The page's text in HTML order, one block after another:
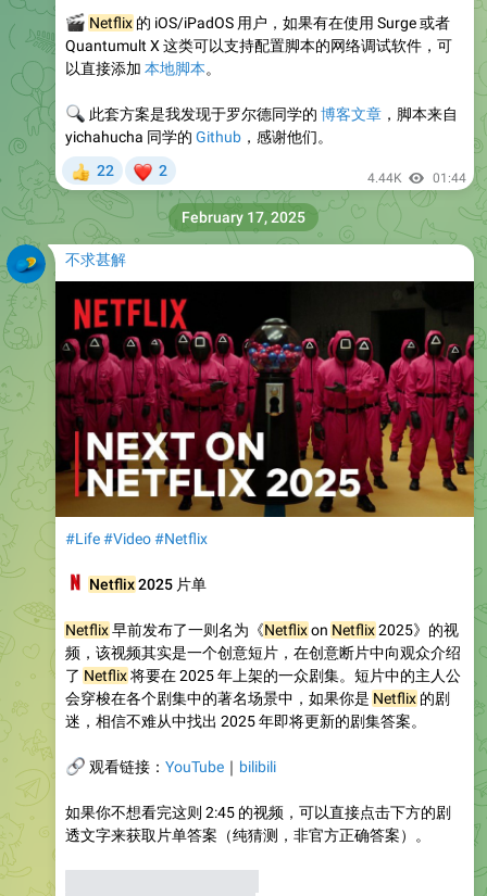
Netflix的 iOS/iPadOS 用户，如果有在使用 Surge 或者
Quantumult X 这类可以支持配置脚本的网络调试软件，可
以直接添加 本地脚本。
此套方案是我发现于罗尔德同学的 博客文章，脚本来自
yichahucha 同学的 Github ，感谢他们。
22 2 4.44K 01:44
不求甚解
#Life#Video#Netflix
Netflix2025 片单
Netflix早前发布了一则名为《Netflixon Netflix2025》的视
频，该视频其实是一个创意短片，在创意断片中向观众介绍
了 Netflix将要在 2025 年上架的一众剧集。短片中的主人公
会穿梭在各个剧集中的著名场景中，如果你是 Netflix 的剧
迷，相信不难从中找出 2025 年即将更新的剧集答案。
观看链接： YouTube｜ bilibili
如果你不想看完这则 2:45 的视频，可以直接点击下方的剧
透文字来获取片单答案（纯猜测，非官方正确答案）。
February 17, 2025